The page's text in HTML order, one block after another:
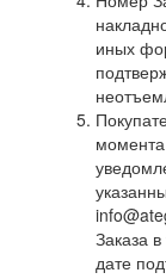
иных
Заказа
дате